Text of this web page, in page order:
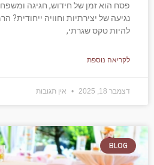
פסח הוא זמן של חידוש, חגיגה
נגיעה של יצירתיות וחוויה
להיות טקס שגרתי,
לקריאה נוספת
דצמבר 18, 2025 אין תגובות
BLOG